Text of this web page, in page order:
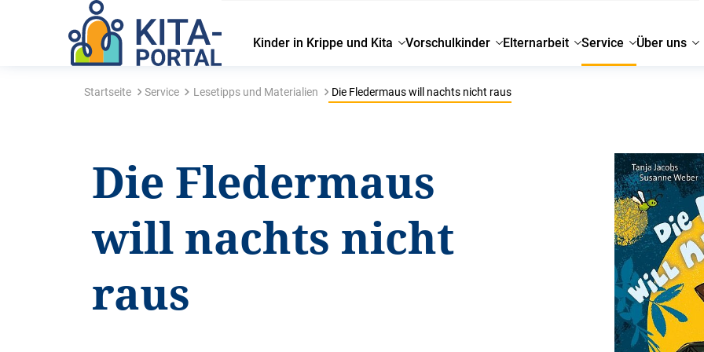
Kinder in Krippe und Kita Vorschulkinder Elternarbeit Service Über uns
Startseite Service Lesetipps und Materialien Die Fledermaus will nachts nicht raus
Die Fledermaus
will nachts nicht
raus